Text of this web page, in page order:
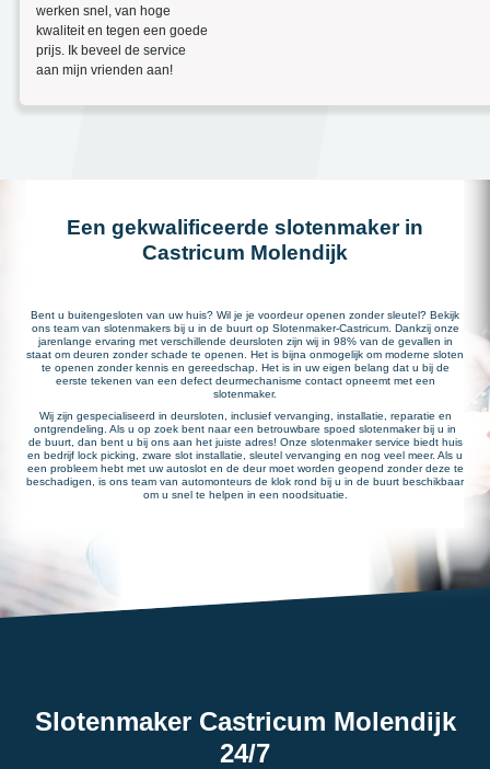
werken snel, van hoge
kwaliteit en tegen een goede
prijs. Ik beveel de service
aan mijn vrienden aan!
Een gekwalificeerde slotenmaker in
Castricum Molendijk
Bent u buitengesloten van uw huis? Wil je je voordeur openen zonder sleutel? Bekijk
ons team van slotenmakers bij u in de buurt op Slotenmaker-Castricum. Dankzij onze
jarenlange ervaring met verschillende deursloten zijn wij in 98% van de gevallen in
staat om deuren zonder schade te openen. Het is bijna onmogelijk om moderne sloten
te openen zonder kennis en gereedschap. Het is in uw eigen belang dat u bij de
eerste tekenen van een defect deurmechanisme contact opneemt met een
slotenmaker.
Wij zijn gespecialiseerd in deursloten, inclusief vervanging, installatie, reparatie en
ontgrendeling. Als u op zoek bent naar een betrouwbare spoed slotenmaker bij u in
de buurt, dan bent u bij ons aan het juiste adres! Onze slotenmaker service biedt huis
en bedrijf lock picking, zware slot installatie, sleutel vervanging en nog veel meer. Als u
een probleem hebt met uw autoslot en de deur moet worden geopend zonder deze te
beschadigen, is ons team van automonteurs de klok rond bij u in de buurt beschikbaar
om u snel te helpen in een noodsituatie.
Slotenmaker Castricum Molendijk
24/7